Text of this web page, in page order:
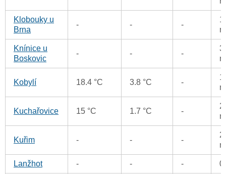
Klobouky u
Brna
- - -
Knínice u
Boskovic
- - -
Kobylí 18.4 °C 3.8 °C -
Kuchařovice 15 °C 1.7 °C -
Kuřim - - -
Lanžhot - - - 0